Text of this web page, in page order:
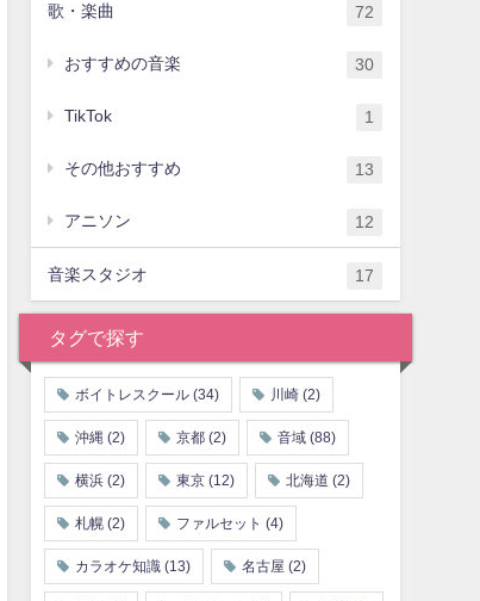
歌・楽曲 72
おすすめの音楽 30
TikTok 1
その他おすすめ 13
アニソン 12
音楽スタジオ 17
タグで探す
ボイトレスクール(34) 川崎(2)
沖縄 (2) 京都(2) 音域(88)
横浜(2) 東京(12) 北海道 (2)
札幌(2) ファルセット (4)
カラオケ知識 (13) 名古屋 (2)